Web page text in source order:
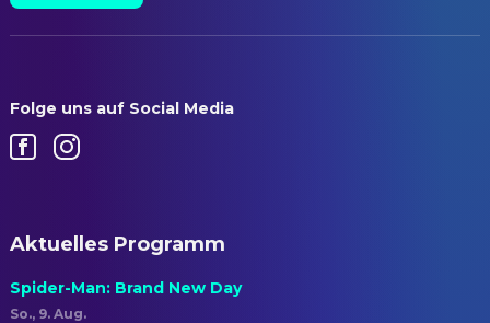
Folge uns auf Social Media
Aktuelles Programm
Spider-Man: Brand New Day
So., 9. Aug.